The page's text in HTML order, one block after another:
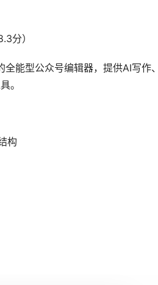
分）
能型公众号编辑器，提供AI写作
。
构